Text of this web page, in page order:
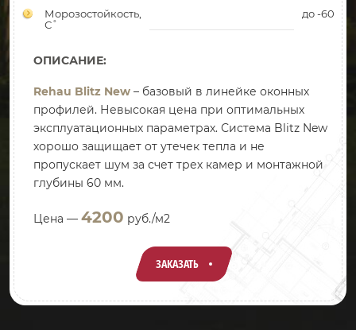
Морозостойкость,
С˚
до -60
ОПИСАНИЕ:
Rehau Blitz New – базовый в линейке оконных
профилей. Невысокая цена при оптимальных
эксплуатационных параметрах. Система Blitz New
хорошо защищает от утечек тепла и не
пропускает шум за счет трех камер и монтажной
глубины 60 мм.
Цена — 4200 руб./м2
ЗАКАЗАТЬ